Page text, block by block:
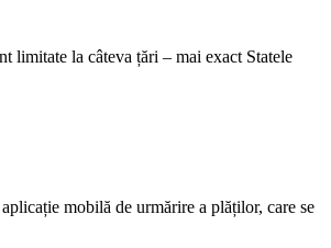
limitate la câteva țări – mai exact Statele
mobilă de urmărire a plăților, care se